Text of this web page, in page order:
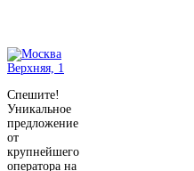
Спешите!
Уникальное
предложение
от
крупнейшего
оператора на